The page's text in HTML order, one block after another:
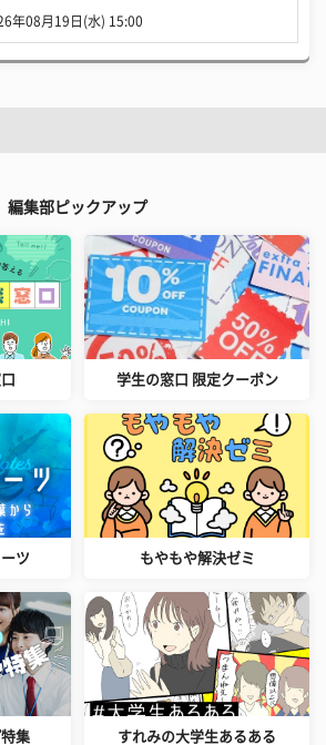
年08月19日(水) 15:00
編集部ピックアップ
学生の窓口 限定クーポン
ツ もやもや解決ゼミ
集 すれみの大学生あるある